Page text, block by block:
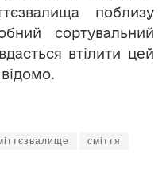
поблизу
сортувальний
втілити цей
сміття